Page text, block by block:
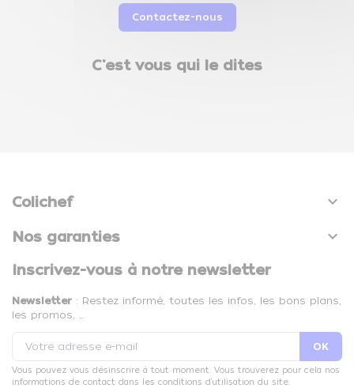
Contactez-nous
C'est vous qui le dites
Colichef 
Nos garanties 
Inscrivez-vous à notre newsletter
Newsletter : Restez informé, toutes les infos, les bons plans,
les promos, …
Vous pouvez vous désinscrire à tout moment. Vous trouverez pour cela nos
informations de contact dans les conditions d'utilisation du site.